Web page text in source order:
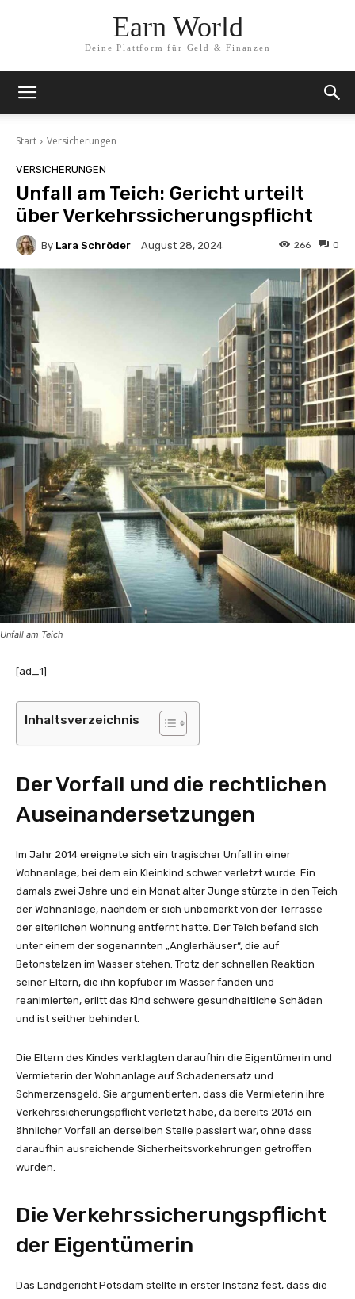
Earn World
Deine Plattform für Geld & Finanzen
Start Versicherungen
VERSICHERUNGEN
Unfall am Teich: Gericht urteilt
über Verkehrssicherungspflicht
By Lara Schröder August 28, 2024 0
266
Unfall am Teich
[ad_1]
Inhaltsverzeichnis
Der Vorfall und die rechtlichen
Auseinandersetzungen
Im Jahr 2014 ereignete sich ein tragischer Unfall in einer
Wohnanlage, bei dem ein Kleinkind schwer verletzt wurde. Ein
damals zwei Jahre und ein Monat alter Junge stürzte in den Teich
der Wohnanlage, nachdem er sich unbemerkt von der Terrasse
der elterlichen Wohnung entfernt hatte. Der Teich befand sich
unter einem der sogenannten „Anglerhäuser“, die auf
Betonstelzen im Wasser stehen. Trotz der schnellen Reaktion
seiner Eltern, die ihn kopfüber im Wasser fanden und
reanimierten, erlitt das Kind schwere gesundheitliche Schäden
und ist seither behindert.
Die Eltern des Kindes verklagten daraufhin die Eigentümerin und
Vermieterin der Wohnanlage auf Schadenersatz und
Schmerzensgeld. Sie argumentierten, dass die Vermieterin ihre
Verkehrssicherungspflicht verletzt habe, da bereits 2013 ein
ähnlicher Vorfall an derselben Stelle passiert war, ohne dass
daraufhin ausreichende Sicherheitsvorkehrungen getroffen
wurden.
Die Verkehrssicherungspflicht
der Eigentümerin
Das Landgericht Potsdam stellte in erster Instanz fest, dass die